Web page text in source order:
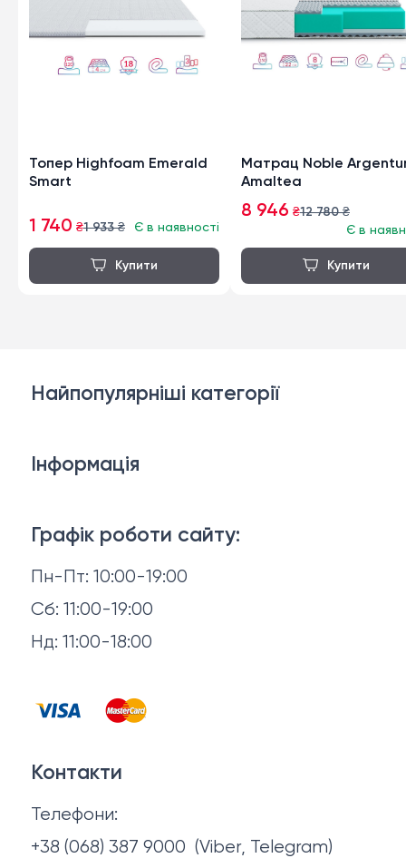
Топер Highfoam Emerald
Smart
1 740 ₴1 933₴ Є в наявності
Матрац Noble
Amaltea
8 946 ₴12 780₴
Є в
Графік роботи сайту:
Пн-Пт: 10:00-19:00
Сб: 11:00-19:00
Нд: 11:00-18:00
Найпопулярніші категорії
Матраци
Аксесуари для сну
Тумби та комоди
Інформація
Повернення й обмін
Відгуки
Контакти
Політика конфіденційності
Про нас
Контакти
Телефони:
+38 (068) 387 9000 (Viber, Telegram)